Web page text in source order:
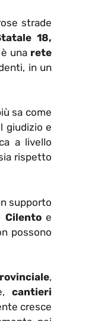
strade
18,
una rete
in un
sa come
giudizio e
a livello
rispetto
supporto
Cilentoe
possono
,
cantieri
cresce